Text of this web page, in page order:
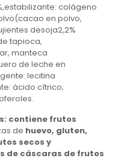
colágeno
en polvo,
desoja2,2%
tapioca,
manteca
de leche en
lecitina
ácido cítrico;
contiene frutos
de huevo, gluten,
secos y
de cáscaras de frutos